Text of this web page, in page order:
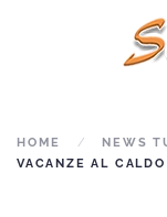
Skip to main
HOME NEWS
VACANZE AL